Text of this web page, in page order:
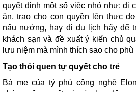
quyết định một số việc nhỏ như: đi
ăn, trao cho con quyền lên thực
nấu nướng, hay đi du lịch hãy để
khách sạn và đề xuất ý kiến chủ
lưu niệm mà mình thích sao cho
Tạo thói quen tự quyết cho trẻ
Bà mẹ của tỷ phú công nghệ